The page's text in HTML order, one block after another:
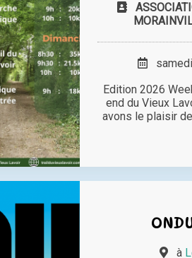
Edition 2026
end du Vieux
avons le plaisir
à